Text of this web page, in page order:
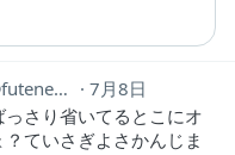
futene_co
7月8日
さり省いてるとこにオ
ていさぎよさかんじま